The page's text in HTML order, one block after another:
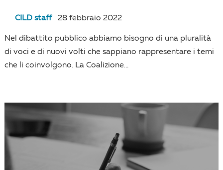
CILD staff 28 febbraio 2022
Nel dibattito pubblico abbiamo bisogno di una pluralità
di voci e di nuovi volti che sappiano rappresentare i temi
che li coinvolgono. La Coalizione...